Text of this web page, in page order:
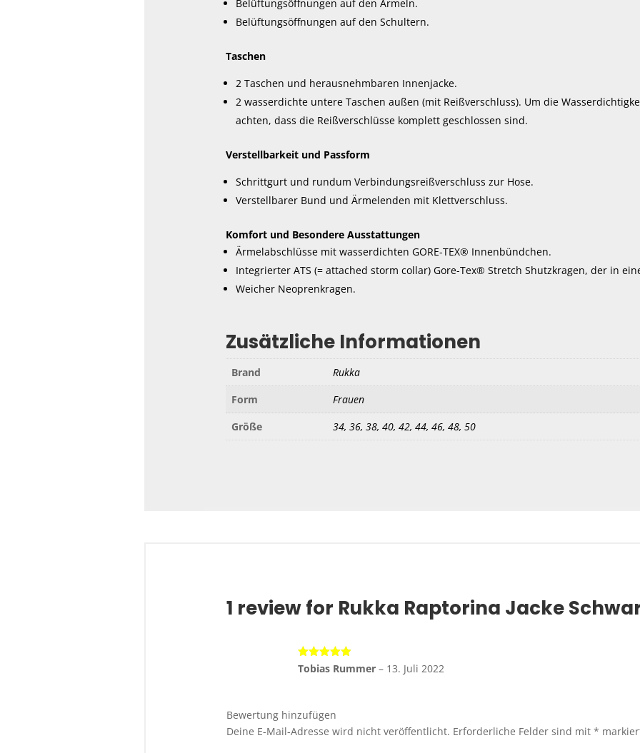
Belüftungsöffnungen auf den Ärmeln.
Belüftungsöffnungen auf den Schultern.
Taschen
2 Taschen und herausnehmbaren Innenjacke.
2 wasserdichte untere Taschen außen (mit Reißverschluss). Um die
achten, dass die Reißverschlüsse komplett geschlossen sind.
Verstellbarkeit und Passform
Schrittgurt und rundum Verbindungsreißverschluss zur Hose.
Verstellbarer Bund und Ärmelenden mit Klettverschluss.
Komfort und Besondere Ausstattungen
Ärmelabschlüsse mit wasserdichten GORE-TEX® Innenbündchen.
Integrierter ATS (= attached storm collar) Gore-Tex® Stretch Shutzkragen, der in
Weicher Neoprenkragen.
Zusätzliche Informationen
Brand
Rukka
Form
Frauen
Größe
34, 36, 38, 40, 42, 44, 46, 48, 50
1 review for Rukka Raptorina Jacke
Bewertet
Tobias Rummer– 13. Juli 2022
Bewertung hinzufügen
Deine E-Mail-Adresse wird nicht veröffentlicht. Erforderliche Felder sind mit*